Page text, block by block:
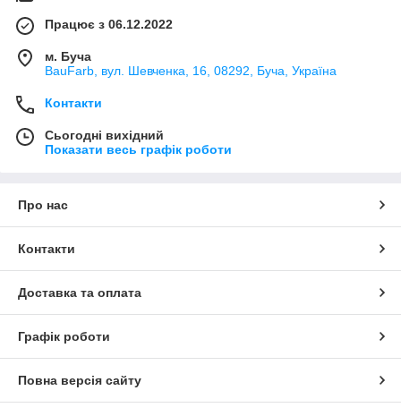
Працює з 06.12.2022
м. Буча
BauFarb, вул. Шевченка, 16, 08292, Буча, Україна
Контакти
Сьогодні вихідний
Показати весь графік роботи
Про нас
Контакти
Доставка та оплата
Графік роботи
Повна версія сайту